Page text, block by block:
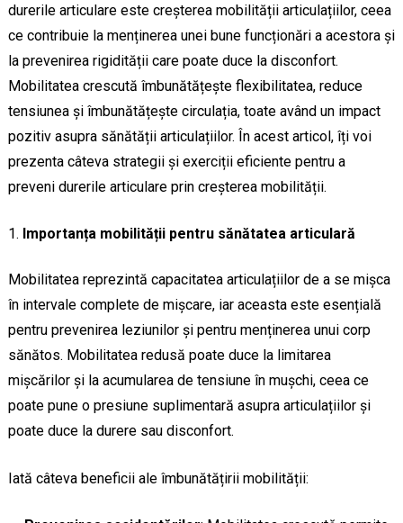
durerile articulare este creșterea mobilității articulațiilor, ceea
ce contribuie la menținerea unei bune funcționări a acestora și
la prevenirea rigidității care poate duce la disconfort.
Mobilitatea crescută îmbunătățește flexibilitatea, reduce
tensiunea și îmbunătățește circulația, toate având un impact
pozitiv asupra sănătății articulațiilor. În acest articol, îți voi
prezenta câteva strategii și exerciții eficiente pentru a
preveni durerile articulare prin creșterea mobilității.
Importanța mobilității pentru sănătatea articulară
Mobilitatea reprezintă capacitatea articulațiilor de a se mișca
în intervale complete de mișcare, iar aceasta este esențială
pentru prevenirea leziunilor și pentru menținerea unui corp
sănătos. Mobilitatea redusă poate duce la limitarea
mișcărilor și la acumularea de tensiune în mușchi, ceea ce
poate pune o presiune suplimentară asupra articulațiilor și
poate duce la durere sau disconfort.
Iată câteva beneficii ale îmbunătățirii mobilității: